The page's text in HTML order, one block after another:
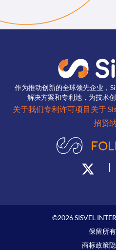
作为推动创新的全球领先企业，
解决方案和专利池，为技术
关于我们专利许可项目 关于
招贤
©2026SISVEL
保留所
商标政策